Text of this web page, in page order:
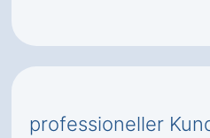
professioneller